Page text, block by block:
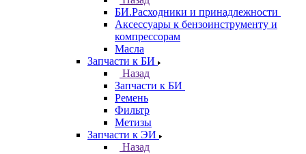
БИ.Расходники и принадлежности
Аксессуары к бензоинструменту и
компрессорам
Масла
Запчасти к БИ
Назад
Запчасти к БИ
Ремень
Фильтр
Метизы
Запчасти к ЭИ
Назад